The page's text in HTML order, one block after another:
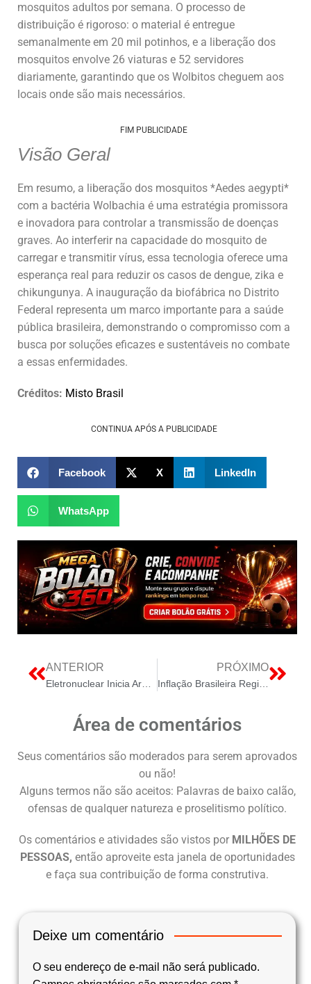
mosquitos adultos por semana. O processo de
distribuição é rigoroso: o material é entregue
semanalmente em 20 mil potinhos, e a liberação dos
mosquitos envolve 26 viaturas e 52 servidores
diariamente, garantindo que os Wolbitos cheguem aos
locais onde são mais necessários.
FIM PUBLICIDADE
Visão Geral
Em resumo, a liberação dos mosquitos *Aedes aegypti*
com a bactéria Wolbachia é uma estratégia promissora
e inovadora para controlar a transmissão de doenças
graves. Ao interferir na capacidade do mosquito de
carregar e transmitir vírus, essa tecnologia oferece uma
esperança real para reduzir os casos de dengue, zika e
chikungunya. A inauguração da biofábrica no Distrito
Federal representa um marco importante para a saúde
pública brasileira, demonstrando o compromisso com a
busca por soluções eficazes e sustentáveis no combate
a essas enfermidades.
Créditos: Misto Brasil
CONTINUA APÓS A PUBLICIDADE
Facebook X LinkedIn
WhatsApp
ANTERIOR PRÓXIMO
Área de comentários
Seus comentários são moderados para serem aprovados
ou não!
Alguns termos não são aceitos: Palavras de baixo calão,
ofensas de qualquer natureza e proselitismo político.
Os comentários e atividades são vistos por MILHÕES DE
PESSOAS, então aproveite esta janela de oportunidades
e faça sua contribuição de forma construtiva.
Deixe um comentário
O seu endereço de e-mail não será publicado.